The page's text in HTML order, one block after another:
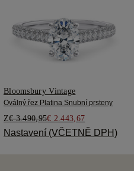
Bloomsbury Vintage
Oválný řez Platina Snubní prsteny
Z€ 3.490,95€ 2.443,67
Nastavení (VČETNĚ DPH)